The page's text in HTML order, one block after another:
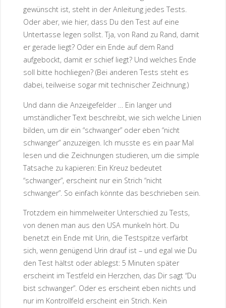
gewünscht ist, steht in der Anleitung jedes Tests.
Oder aber, wie hier, dass Du den Test auf eine
Untertasse legen sollst. Tja, von Rand zu Rand, damit
er gerade liegt? Oder ein Ende auf dem Rand
aufgebockt, damit er schief liegt? Und welches Ende
soll bitte hochliegen? (Bei anderen Tests steht es
dabei, teilweise sogar mit technischer Zeichnung.)
Und dann die Anzeigefelder … Ein langer und
umständlicher Text beschreibt, wie sich welche Linien
bilden, um dir ein “schwanger” oder eben “nicht
schwanger” anzuzeigen. Ich musste es ein paar Mal
lesen und die Zeichnungen studieren, um die simple
Tatsache zu kapieren: Ein Kreuz bedeutet
“schwanger”, erscheint nur ein Strich “nicht
schwanger”. So einfach könnte das beschrieben sein.
Trotzdem ein himmelweiter Unterschied zu Tests,
von denen man aus den USA munkeln hört. Du
benetzt ein Ende mit Urin, die Testspitze verfärbt
sich, wenn genügend Urin drauf ist – und egal wie Du
den Test hältst oder ablegst: 5 Minuten später
erscheint im Testfeld ein Herzchen, das Dir sagt “Du
bist schwanger”. Oder es erscheint eben nichts und
nur im Kontrollfeld erscheint ein Strich. Kein